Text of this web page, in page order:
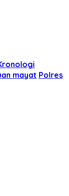
mayat Polres